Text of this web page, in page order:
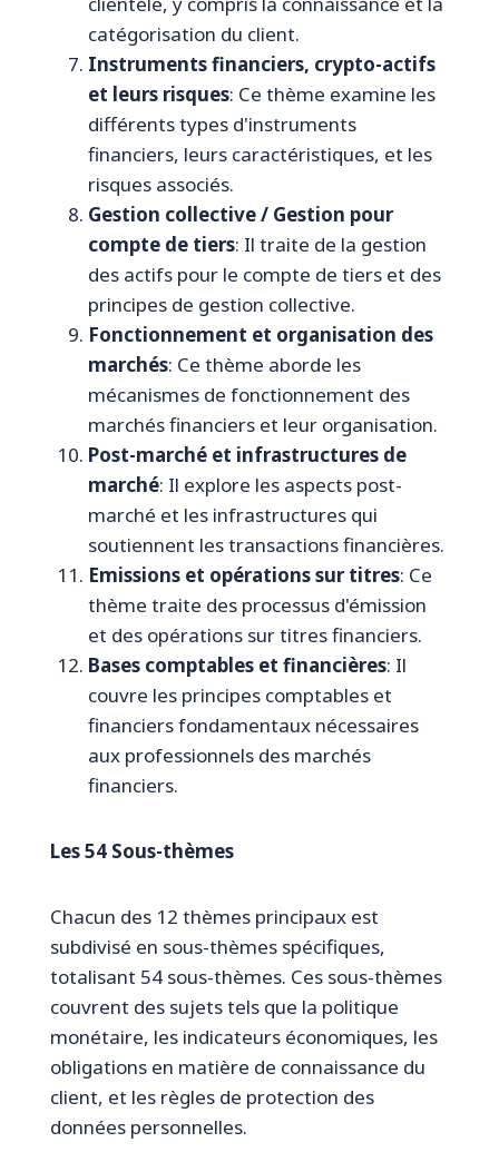
catégorisation du client.
Instruments financiers, crypto-actifs
et leurs risques: Ce thème examine les
différents types d'instruments
financiers, leurs caractéristiques, et les
risques associés.
Gestion collective / Gestion pour
compte de tiers: Il traite de la gestion
des actifs pour le compte de tiers et des
principes de gestion collective.
Fonctionnement et organisation des
marchés: Ce thème aborde les
mécanismes de fonctionnement des
marchés financiers et leur organisation.
Post-marché et infrastructures de
marché: Il explore les aspects post-
marché et les infrastructures qui
soutiennent les transactions financières.
Emissions et opérations sur titres: Ce
thème traite des processus d'émission
et des opérations sur titres financiers.
Bases comptables et financières: Il
couvre les principes comptables et
financiers fondamentaux nécessaires
aux professionnels des marchés
financiers.
Les 54 Sous-thèmes
Chacun des 12 thèmes principaux est
subdivisé en sous-thèmes spécifiques,
totalisant 54 sous-thèmes. Ces sous-thèmes
couvrent des sujets tels que la politique
monétaire, les indicateurs économiques, les
obligations en matière de connaissance du
client, et les règles de protection des
données personnelles.